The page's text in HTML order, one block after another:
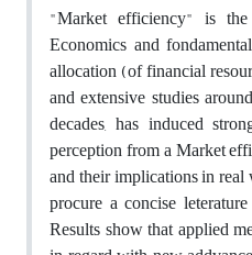
"Market efficiency" is
Economics and
allocation (of financial
and extensive studies
decades, has induced
perception from a Market
and their implications in
procure a concise
Results show that applied